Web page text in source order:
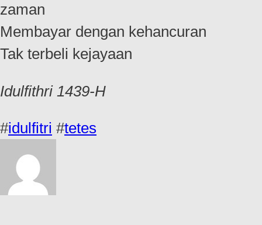
zaman
Membayar dengan kehancuran
Tak terbeli kejayaan
Idulfithri 1439-H
#idulfitri #tetes